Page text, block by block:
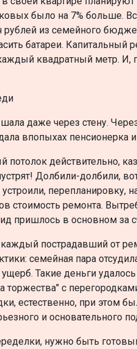
было на 7% больше.
рублей из семейного
батареи.
квадратный метр. И,
даже через стену.
впопыхах пенсионерка
потолок действительно,
Долбили-долбили,
перепланировку,
стоимость ремонта.
пришлось в основном за
пострадавший от
семейная пара
Такие деньги
торжества" с
естественно, при этом
и основательного
нужно быть